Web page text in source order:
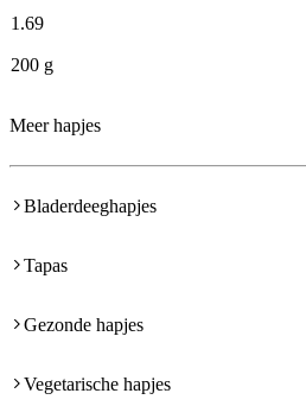
1 .69
200 g
Meer hapjes
Bladerdeeghapjes
Tapas
Gezonde hapjes
Vegetarische hapjes